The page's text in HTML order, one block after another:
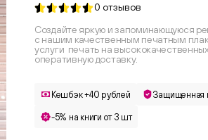
0 отзывов
Создайте яркую и запоминающуюся
с нашим качественным печатным
услуги печать на
оперативную доставку.
Кешбэк +40 рублей Защищенная
-5% на книги от 3 шт